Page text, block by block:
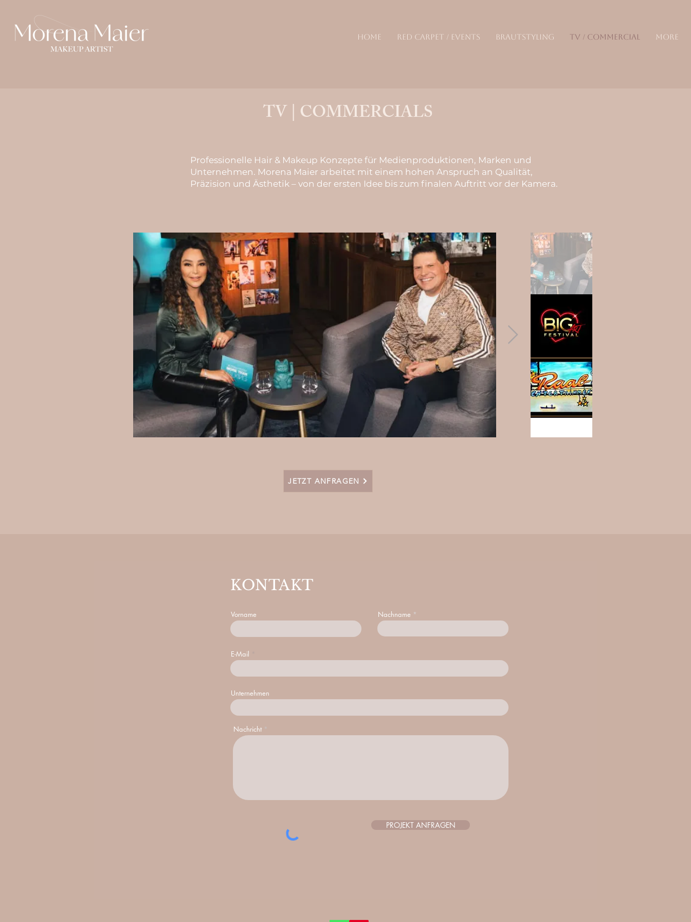
HOME RED CARPET / EVENTS BRAUTSTYLING TV / COMMERCIAL More
TV | COMMERCIALS
Professionelle Hair & Makeup Konzepte für Medienproduktionen, Marken und
Unternehmen. Morena Maier arbeitet mit einem hohen Anspruch an Qualität,
Präzision und Ästhetik – von der ersten Idee bis zum finalen Auftritt vor der Kamera.
JETZT ANFRAGEN
KONTAKT
Vorname Nachname
E-Mail
Unternehmen
Nachricht
PROJEKT ANFRAGEN